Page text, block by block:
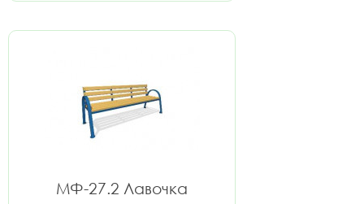
МФ-27.2 Лавочка